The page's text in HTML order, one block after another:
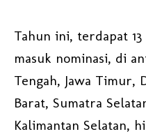
Tahun ini, terdapat
masuk nominasi, di
Tengah, Jawa Timur,
Barat, Sumatra
Kalimantan Selatan,